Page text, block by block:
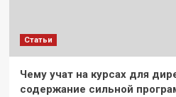
Статьи
Чему учат на курсах для
содержание сильной